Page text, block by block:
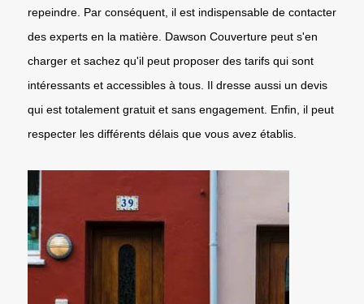
repeindre. Par conséquent, il est indispensable de contacter
des experts en la matière. Dawson Couverture peut s'en
charger et sachez qu'il peut proposer des tarifs qui sont
intéressants et accessibles à tous. Il dresse aussi un devis
qui est totalement gratuit et sans engagement. Enfin, il peut
respecter les différents délais que vous avez établis.